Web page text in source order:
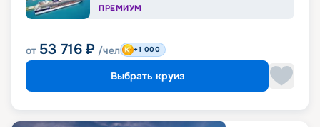
ПРЕМИУМ
от 53 716 ₽ /чел +1 000
Выбрать круиз